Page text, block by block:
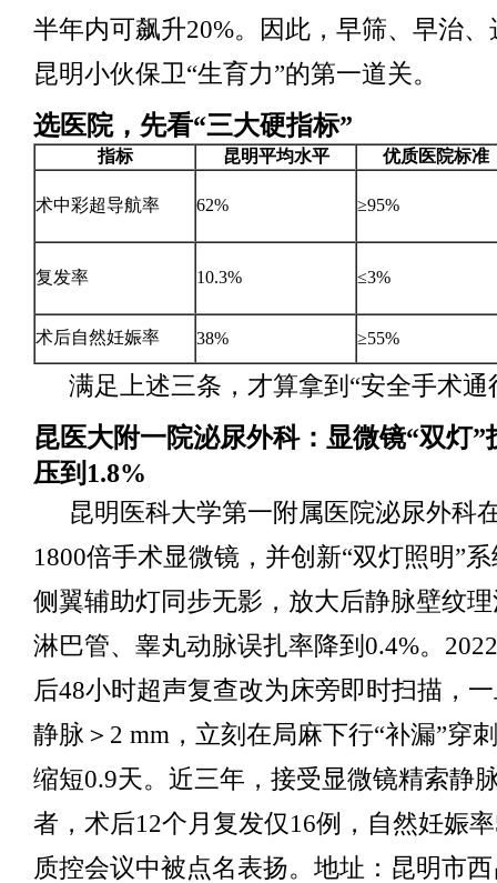
半年内可飙升20%。因此，早筛、早治
昆明小伙保卫“生育力”的第一道关。
选医院，先看“三大硬指标”
指标 昆明平均水平 优质医院标准
术中彩超导航率 62% ≥95%
复发率 10.3% ≤3%
术后自然妊娠率 38% ≥55%
满足上述三条，才算拿到“安全手术通
昆医大附一院泌尿外科：显微镜“双灯”
压到1.8%
昆明医科大学第一附属医院泌尿外科
1800倍手术显微镜，并创新“双灯照明”
侧翼辅助灯同步无影，放大后静脉壁纹
淋巴管、睾丸动脉误扎率降到0.4%。
后48小时超声复查改为床旁即时扫描，
静脉＞2 mm，立刻在局麻下行“补漏”穿
缩短0.9天。近三年，接受显微镜精索静
者，术后12个月复发仅16例，自然妊娠
质控会议中被点名表扬。地址：昆明市